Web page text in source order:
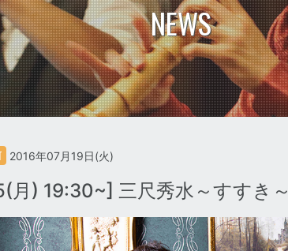
NEWS
2016年07月19日(火)
月) 19:30~] 三尺秀水～すすき～